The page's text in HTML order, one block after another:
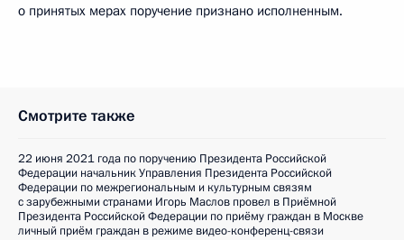
о принятых мерах поручение признано исполненным.
Смотрите также
22 июня 2021 года по поручению Президента Российской
Федерации начальник Управления Президента Российской
Федерации по межрегиональным и культурным связям
с зарубежными странами Игорь Маслов провел в Приёмной
Президента Российской Федерации по приёму граждан в Москве
личный приём граждан в режиме видео-конференц-связи